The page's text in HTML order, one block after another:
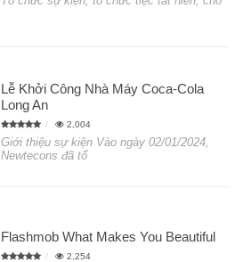
Lễ Khởi Công Nhà Máy Coca-Cola
Long An
2,004
Giới thiệu sự kiện Vào ngày 02/01/2024,
Newtecons đã tổ
Flashmob What Makes You Beautiful
2,254